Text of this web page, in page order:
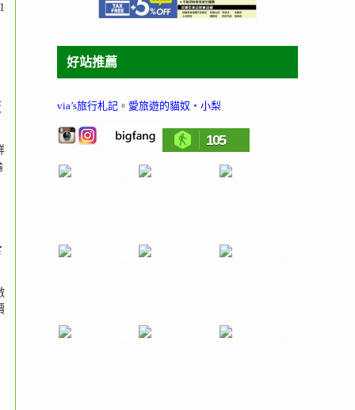
好站推薦
via’s旅行札記 。 愛旅遊的貓奴‧小梨
105